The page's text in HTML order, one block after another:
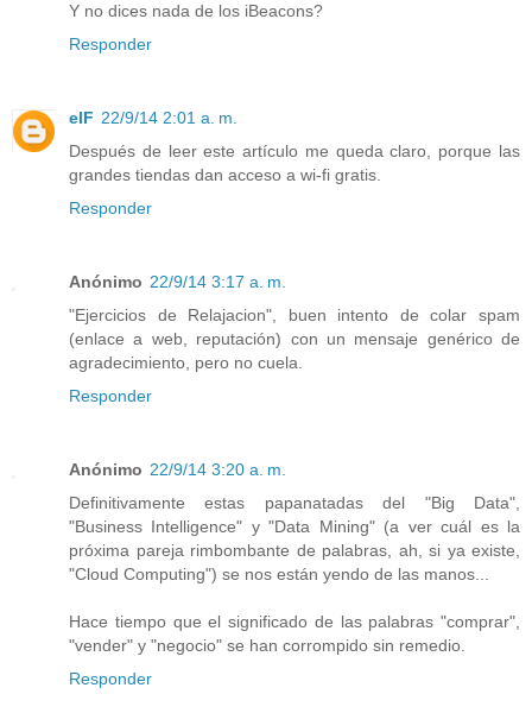
Y no dices nada de los iBeacons?
Responder
elF 22/9/14 2:01 a. m.
Después de leer este artículo me queda claro, porque las
grandes tiendas dan acceso a wi-fi gratis.
Responder
Anónimo 22/9/14 3:17 a. m.
"Ejercicios de Relajacion", buen intento de colar spam
(enlace a web, reputación) con un mensaje genérico de
agradecimiento, pero no cuela.
Responder
Anónimo 22/9/14 3:20 a. m.
Definitivamente estas papanatadas del "Big Data",
"Business Intelligence" y "Data Mining" (a ver cuál es la
próxima pareja rimbombante de palabras, ah, si ya existe,
"Cloud Computing") se nos están yendo de las manos...
Hace tiempo que el significado de las palabras "comprar",
"vender" y "negocio" se han corrompido sin remedio.
Responder